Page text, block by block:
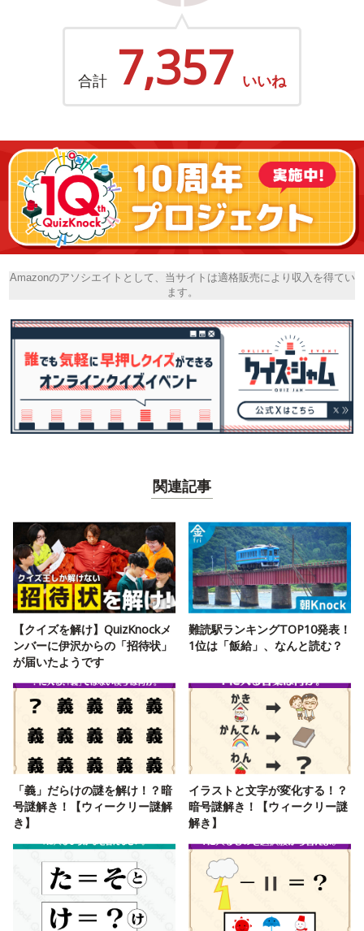
合計 7,357 いいね
Amazonのアソシエイトとして、当サイトは適格販売により収入を得てい
ます。
関連記事
【クイズを解け】QuizKnockメ
ンバーに伊沢からの「招待状」
が届いたようです
難読駅ランキングTOP10発表！
1位は「飯給」、なんと読む？
「義」だらけの謎を解け！？暗
号謎解き！【ウィークリー謎解
き】
イラストと文字が変化する！？
暗号謎解き！【ウィークリー謎
解き】